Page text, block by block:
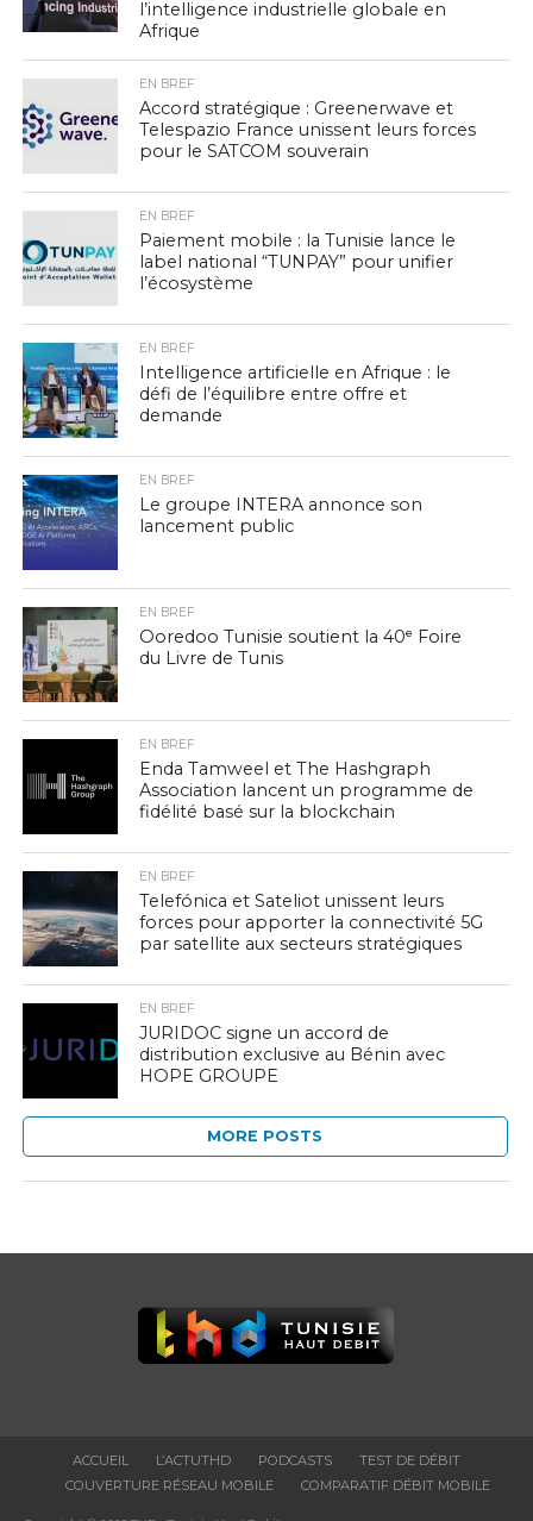
l’intelligence industrielle globale en
Afrique
EN BREF
Accord stratégique : Greenerwave et
Telespazio France unissent leurs forces
pour le SATCOM souverain
EN BREF
Paiement mobile : la Tunisie lance le
label national “TUNPAY” pour unifier
l’écosystème
EN BREF
Intelligence artificielle en Afrique : le
défi de l’équilibre entre offre et
demande
EN BREF
Le groupe INTERA annonce son
lancement public
EN BREF
Ooredoo Tunisie soutient la 40ᵉ Foire
du Livre de Tunis
EN BREF
Enda Tamweel et The Hashgraph
Association lancent un programme de
fidélité basé sur la blockchain
EN BREF
Telefónica et Sateliot unissent leurs
forces pour apporter la connectivité 5G
par satellite aux secteurs stratégiques
EN BREF
JURIDOC signe un accord de
distribution exclusive au Bénin avec
HOPE GROUPE
MORE POSTS
ACCUEIL L’ACTUTHD PODCASTS
TEST DE DÉBIT
COUVERTURE RÉSEAU MOBILE
COMPARATIF DÉBIT MOBILE